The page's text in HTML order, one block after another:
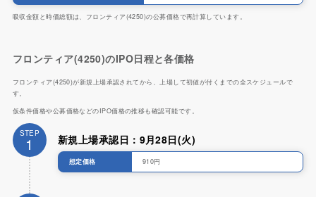
吸収金額と時価総額は、フロンティア(4250)の公募価格で再計算しています。
フロンティア(4250)のIPO日程と各価格
フロンティア(4250)が新規上場承認されてから、上場して初値が付くまでの全スケジュールで
す。
仮条件価格や公募価格などのIPO価格の推移も確認可能です。
STEP
1 新規上場承認日：9月28日(火)
想定価格 910円